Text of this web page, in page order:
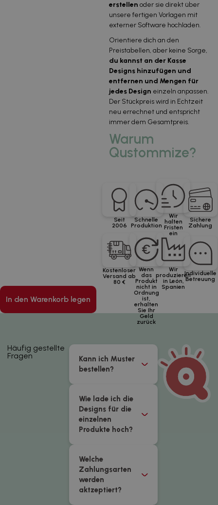
erstellen oder sie direkt über
unsere fertigen Vorlagen mit
externer Software hochladen.
Orientiere dich an den
Preistabellen, aber keine Sorge,
du kannst an der Kasse
Designs hinzufügen und
entfernen und Mengen für
jedes Design einzeln anpassen.
Der Stückpreis wird in Echtzeit
neu errechnet und entspricht
immer dem Gesamtpreis.
Warum
Qustommize?
Seit
2006
Schnelle
Produktion
Wir
halten
Fristen
ein
Sichere
Zahlung
Kostenloser
Versand ab
80 €
Wenn
das
Produkt
nicht in
Ordnung
ist,
erhalten
Sie Ihr
Geld
zurück
Wir
produzieren
in León,
Spanien
Individuelle
Betreuung
In den Warenkorb legen
Häufig gestellte
Fragen
Kann ich Muster
bestellen?
Wie lade ich die
Designs für die
einzelnen
Produkte hoch?
Welche
Zahlungsarten
werden
aktzeptiert?